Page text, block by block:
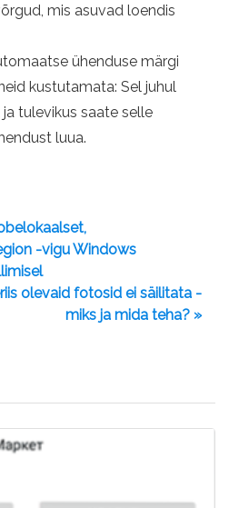
mis asuvad loendis
ühenduse märgi
kustutamata: Sel juhul
tulevikus saate selle
luua.
-vigu Windows
olevaid fotosid ei säilitata -
miks ja mida teha? »